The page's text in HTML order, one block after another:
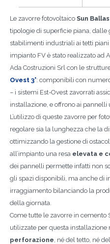
Le zavorre fotovoltaico Sun
tipologie di superficie piana,
stabilimenti industriali ai tetti
impianto FV è stato realizzato ad
Ada Costruzioni Srl con le
Ovest 3°: componibili con
– i sistemi Est-Ovest zavorrati
installazione, e offrono ai pannelli
L’utilizzo di queste zavorre per
regolare sia la lunghezza che la
ottimizzando la gestione di
all’impianto una resa elevata e
dei pannelli permette infatti non
gli spazi disponibili, ma anche di
irraggiamento bilanciando la
della giornata.
Come tutte le zavorre in cemento
utilizzate per questa installazione
perforazione, né del tetto, né